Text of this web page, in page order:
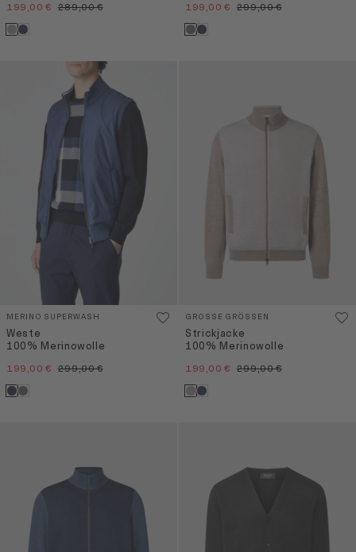
199,00 € 289,00 € 199,00 € 299,00 €
MERINO SUPERWASH
Weste
100% Merinowolle
199,00 € 299,00 €
GROSSE GRÖSSEN
Strickjacke
100% Merinowolle
199,00 € 299,00 €